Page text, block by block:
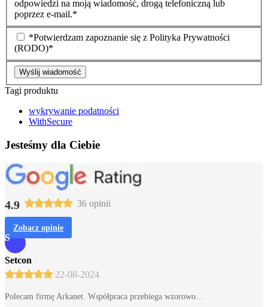
odpowiedzi na moją wiadomość, drogą telefoniczną lub
poprzez e-mail.*
*Potwierdzam zapoznanie się z Polityka Prywatności
(RODO)*
Wyślij wiadomość
Tagi produktu
wykrywanie podatności
WithSecure
Jesteśmy dla Ciebie
4.9 36 opinii
Zobacz opinie
S
Setcon
22-08-2024
Polecam firmę Arkanet. Współpraca przebiega wzorowo...